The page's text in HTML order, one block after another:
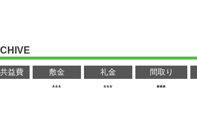
益費 敷金 礼金 間取り
*** *** ***